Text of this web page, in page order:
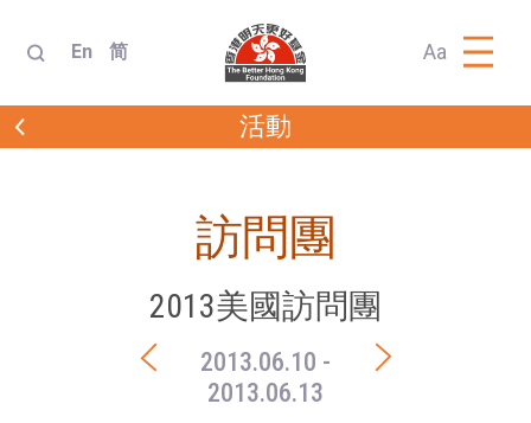
En 简 Aa
活動
訪問團
2013美國訪問團
2013.06.10 -
2013.06.13